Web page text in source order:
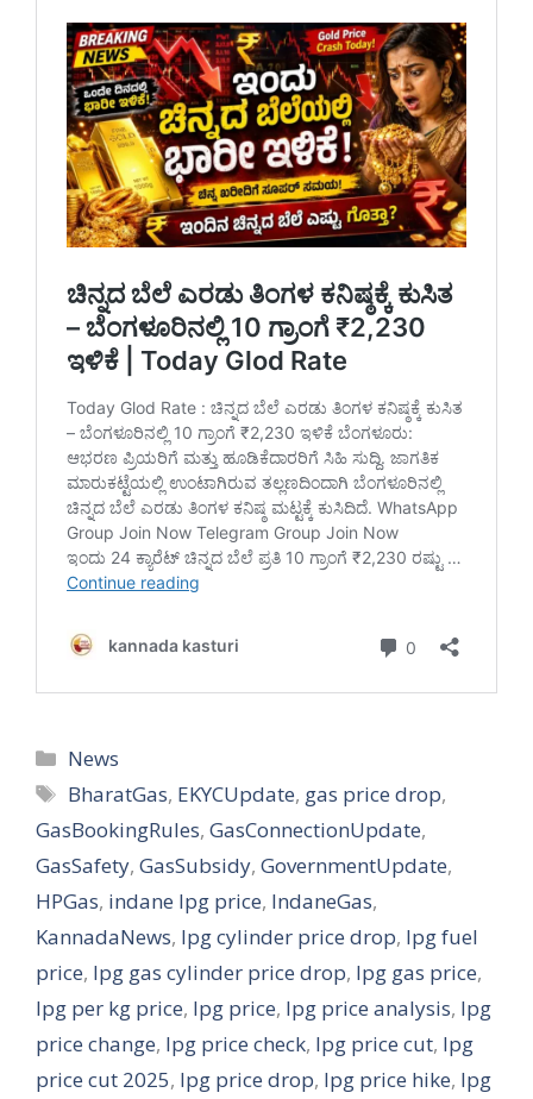
Categories
News
Tags
BharatGas, EKYCUpdate, gas price drop,
GasBookingRules, GasConnectionUpdate,
GasSafety, GasSubsidy, GovernmentUpdate,
HPGas, indane lpg price, IndaneGas,
KannadaNews, lpg cylinder price drop, lpg fuel
price, lpg gas cylinder price drop, lpg gas price,
lpg per kg price, lpg price, lpg price analysis, lpg
price change, lpg price check, lpg price cut, lpg
price cut 2025, lpg price drop, lpg price hike, lpg